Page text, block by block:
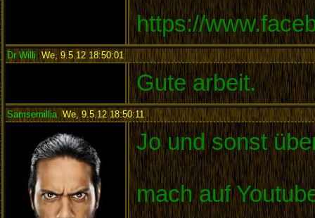
https://
Dr Willi We, 9.5.12 18:50:01 :
Gute arbeit.
Samsemillia, We, 9.5.12 18:50:11 :
Jo und sonst
mach auf